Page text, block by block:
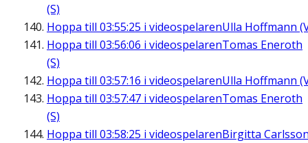
(S)
Hoppa till 03:55:25 i videospelarenUlla Hoffmann
Hoppa till 03:56:06 i videospelarenTomas Eneroth
(S)
Hoppa till 03:57:16 i videospelarenUlla Hoffmann
Hoppa till 03:57:47 i videospelarenTomas Eneroth
(S)
Hoppa till 03:58:25 i videospelarenBirgitta